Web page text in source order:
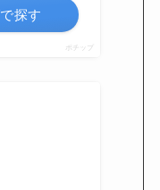
探す
ポチップ